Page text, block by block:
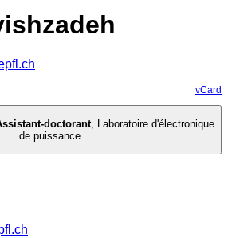
vCard
doctorant, Laboratoire d'électronique
de puissance